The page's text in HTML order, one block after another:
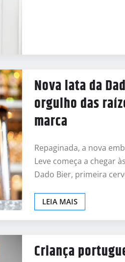
Nova lata da
orgulho das
marca
Repaginada, a nova
Leve começa a chegar
Dado Bier, primeira
LEIA MAIS
Criança